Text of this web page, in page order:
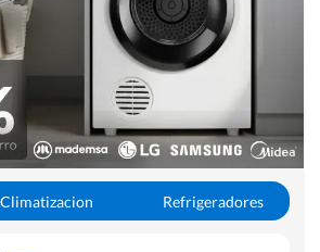
Climatizacion
Refrigeradores